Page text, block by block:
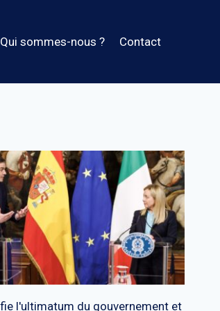
Qui sommes-nous ? Contact
l'ultimatum du gouvernement et